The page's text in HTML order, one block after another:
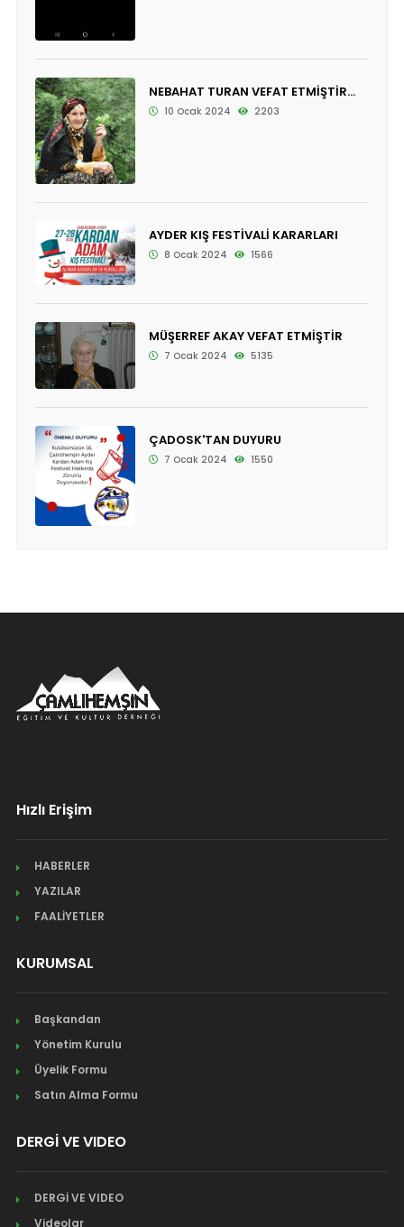
NEBAHAT TURAN VEFAT ETMİŞTİR...
10 Ocak 2024 2203
AYDER KIŞ FESTİVALİ KARARLARI
8 Ocak 2024 1566
MÜŞERREF AKAY VEFAT ETMİŞTİR
7 Ocak 2024 5135
ÇADOSK'TAN DUYURU
7 Ocak 2024 1550
Hızlı Erişim
HABERLER
YAZILAR
FAALİYETLER
KURUMSAL
Başkandan
Yönetim Kurulu
Üyelik Formu
Satın Alma Formu
DERGİ VE VIDEO
DERGİ VE VIDEO
Videolar